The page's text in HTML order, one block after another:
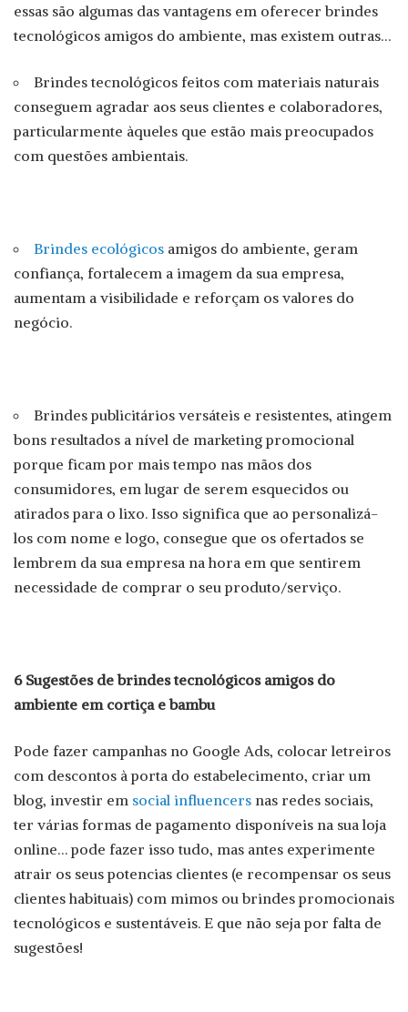
essas são algumas das vantagens em oferecer brindes
tecnológicos amigos do ambiente, mas existem outras…
Brindes tecnológicos feitos com materiais naturais
conseguem agradar aos seus clientes e colaboradores,
particularmente àqueles que estão mais preocupados
com questões ambientais.
Brindes ecológicos amigos do ambiente, geram
confiança, fortalecem a imagem da sua empresa,
aumentam a visibilidade e reforçam os valores do
negócio.
Brindes publicitários versáteis e resistentes, atingem
bons resultados a nível de marketing promocional
porque ficam por mais tempo nas mãos dos
consumidores, em lugar de serem esquecidos ou
atirados para o lixo. Isso significa que ao personalizá-
los com nome e logo, consegue que os ofertados se
lembrem da sua empresa na hora em que sentirem
necessidade de comprar o seu produto/serviço.
6 Sugestões de brindes tecnológicos amigos do
ambiente em cortiça e bambu
Pode fazer campanhas no Google Ads, colocar letreiros
com descontos à porta do estabelecimento, criar um
blog, investir em social influencers nas redes sociais,
ter várias formas de pagamento disponíveis na sua loja
online… pode fazer isso tudo, mas antes experimente
atrair os seus potencias clientes (e recompensar os seus
clientes habituais) com mimos ou brindes promocionais
tecnológicos e sustentáveis. E que não seja por falta de
sugestões!